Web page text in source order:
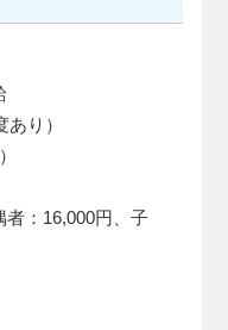
り）
：16,000円、子